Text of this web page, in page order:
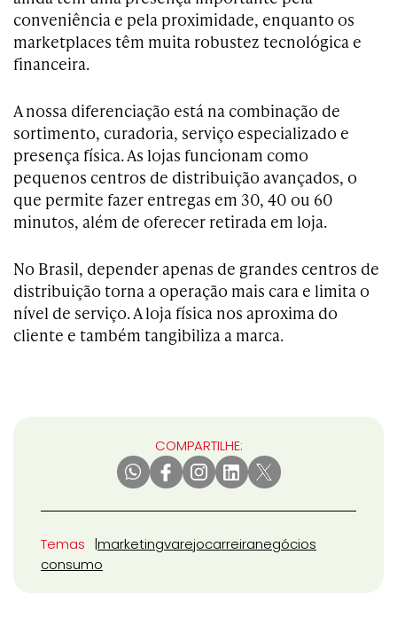
conveniência e pela proximidade, enquanto os
marketplaces têm muita robustez tecnológica e
financeira.
A nossa diferenciação está na combinação de
sortimento, curadoria, serviço especializado e
presença física. As lojas funcionam como
pequenos centros de distribuição avançados, o
que permite fazer entregas em 30, 40 ou 60
minutos, além de oferecer retirada em loja.
No Brasil, depender apenas de grandes centros de
distribuição torna a operação mais cara e limita o
nível de serviço. A loja física nos aproxima do
cliente e também tangibiliza a marca.
COMPARTILHE:
Temas marketingvarejocarreiranegócios
consumo